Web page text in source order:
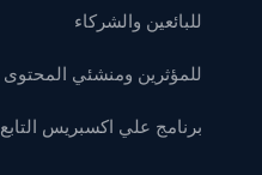
للبائعين والشركاء
للمؤثرين ومنشئي المحتوى
برنامج علي اكسبريس التابع